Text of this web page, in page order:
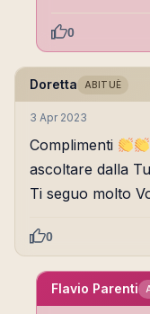
0
Doretta ABITUÈ
3 Apr 2023
Complimenti
ascoltare dalla
Ti seguo molto
0
Flavio Parenti